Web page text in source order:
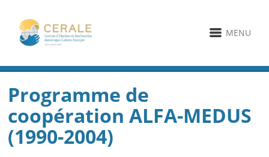
MENU
Programme de
coopération ALFA-MEDUS
(1990-2004)